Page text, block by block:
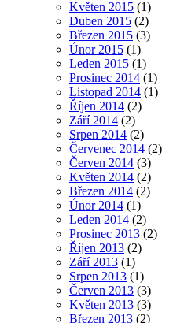
Květen 2015 (1)
Duben 2015 (2)
Březen 2015 (3)
Únor 2015 (1)
Leden 2015 (1)
Prosinec 2014 (1)
Listopad 2014 (1)
Říjen 2014 (2)
Září 2014 (2)
Srpen 2014 (2)
Červenec 2014 (2)
Červen 2014 (3)
Květen 2014 (2)
Březen 2014 (2)
Únor 2014 (1)
Leden 2014 (2)
Prosinec 2013 (2)
Říjen 2013 (2)
Září 2013 (1)
Srpen 2013 (1)
Červen 2013 (3)
Květen 2013 (3)
Březen 2013 (2)